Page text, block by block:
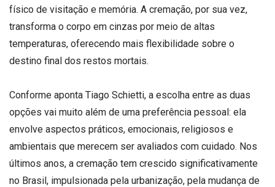
físico de visitação e memória. A cremação, por sua vez,
transforma o corpo em cinzas por meio de altas
temperaturas, oferecendo mais flexibilidade sobre o
destino final dos restos mortais.
Conforme aponta Tiago Schietti, a escolha entre as duas
opções vai muito além de uma preferência pessoal: ela
envolve aspectos práticos, emocionais, religiosos e
ambientais que merecem ser avaliados com cuidado. Nos
últimos anos, a cremação tem crescido significativamente
no Brasil, impulsionada pela urbanização, pela mudança de